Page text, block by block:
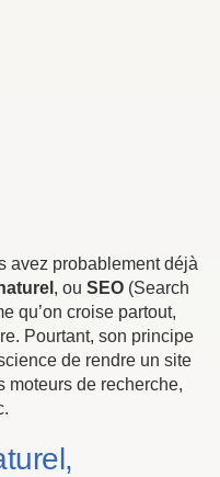
avez probablement déjà
, ou SEO (Search
qu’on croise partout,
Pourtant, son principe
de rendre un site
moteurs de recherche,